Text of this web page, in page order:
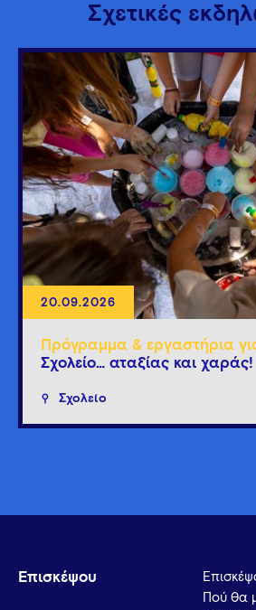
Σχετικές
20.09.2026
Πρόγραμμα & εργαστήρια
Σχολείο… αταξίας και χαράς!
Σχολείο
Επισκέψου
Πού θα